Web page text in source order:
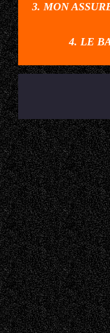
3. MON
4. LE